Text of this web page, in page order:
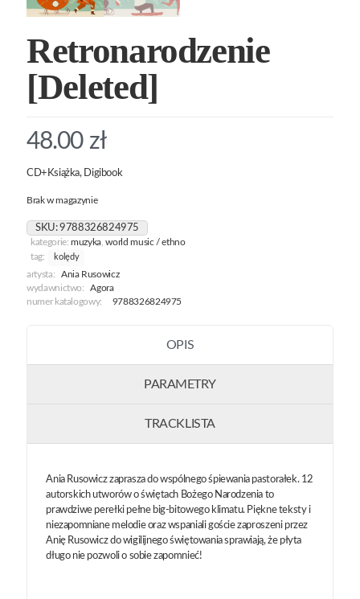
Retronarodzenie
[Deleted]
48.00 zł
CD+Książka, Digibook
Brak w magazynie
SKU:9788326824975
kategorie:muzyka ,world music / ethno
tag:
kolędy
artysta:
Ania Rusowicz
wydawnictwo:
Agora
numer katalogowy:
9788326824975
OPIS
PARAMETRY
TRACKLISTA
Ania Rusowicz zaprasza do wspólnego śpiewania pastorałek. 12
autorskich utworów o świętach Bożego Narodzenia to
prawdziwe perełki pełne big-bitowego klimatu. Piękne teksty i
niezapomniane melodie oraz wspaniali goście zaproszeni przez
Anię Rusowicz do wigilijnego świętowania sprawiają, że płyta
długo nie pozwoli o sobie zapomnieć!